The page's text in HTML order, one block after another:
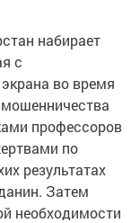
набирает
с
во время
профессоров
по
результатах
Затем
необходимости